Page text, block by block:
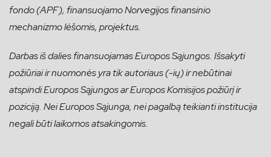
fondo (APF), finansuojamo Norvegijos finansinio
mechanizmo lėšomis, projektus.
Darbas iš dalies finansuojamas Europos Sąjungos. Išsakyti
požiūriai ir nuomonės yra tik autoriaus (-ių) ir nebūtinai
atspindi Europos Sąjungos ar Europos Komisijos požiūrį ir
poziciją. Nei Europos Sąjunga, nei pagalbą teikianti institucija
negali būti laikomos atsakingomis.